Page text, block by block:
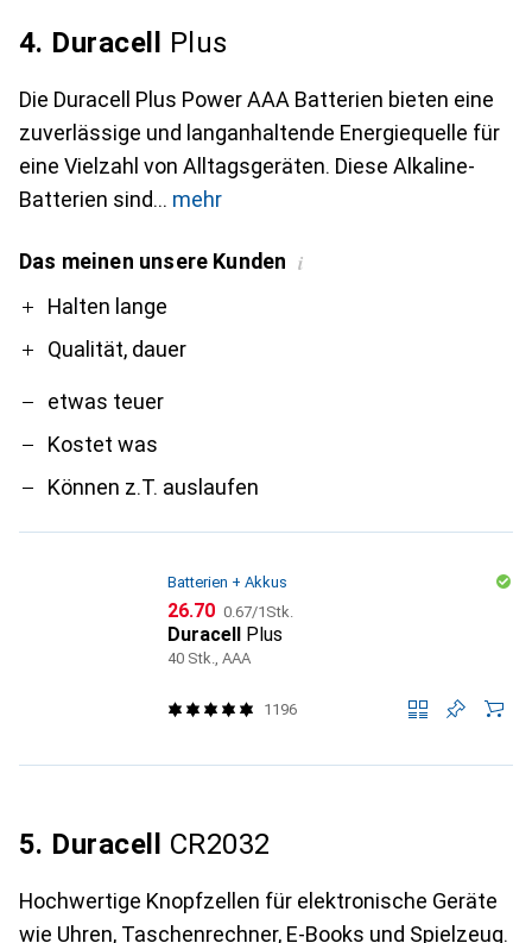
4. Duracell Plus
Die Duracell Plus Power AAA Batterien bieten eine
zuverlässige und langanhaltende Energiequelle für
eine Vielzahl von Alltagsgeräten. Diese Alkaline-
Batterien sind
mehr
Das meinen unsere Kunden i
ProHalten lange
Qualität, dauer
Contra
etwas teuer
Kostet was
Können z.T. auslaufen
Batterien + Akkus
CHF
26.70 CHF
0.67/1Stk.
Duracell Plus
40 Stk., AAA
1196
5. Duracell CR2032
Hochwertige Knopfzellen für elektronische Geräte
wie Uhren, Taschenrechner, E-Books und Spielzeug.